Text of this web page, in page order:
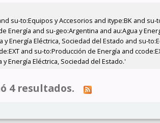
to:Equipos y Accesorios and itype:BK and su-
and su-geo:Argentina and au:Agua y
Energía Eléctrica, Sociedad del Estado and su-
and su-to:Producción de Energía and
Energía Eléctrica, Sociedad del Estado.'
4 resultados.